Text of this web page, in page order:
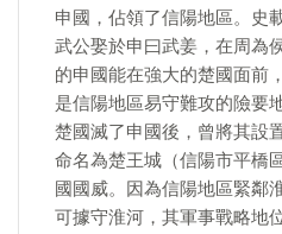
申國，佔領了信陽地區。史
武公娶於申曰武姜，在周為
的申國能在強大的楚國面前
是信陽地區易守難攻的險要地
楚國滅了申國後，曾將其設
命名為楚王城（信陽市平橋
國國威。因為信陽地區緊鄰
可據守淮河，其軍事戰略地